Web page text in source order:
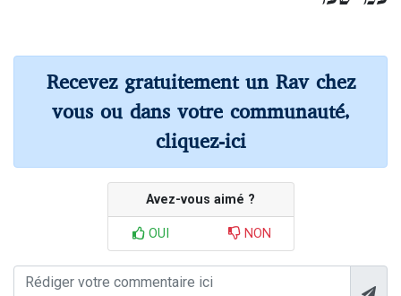
Recevez gratuitement un Rav chez
vous ou dans votre communauté,
cliquez-ici
Avez-vous aimé ?
OUI NON